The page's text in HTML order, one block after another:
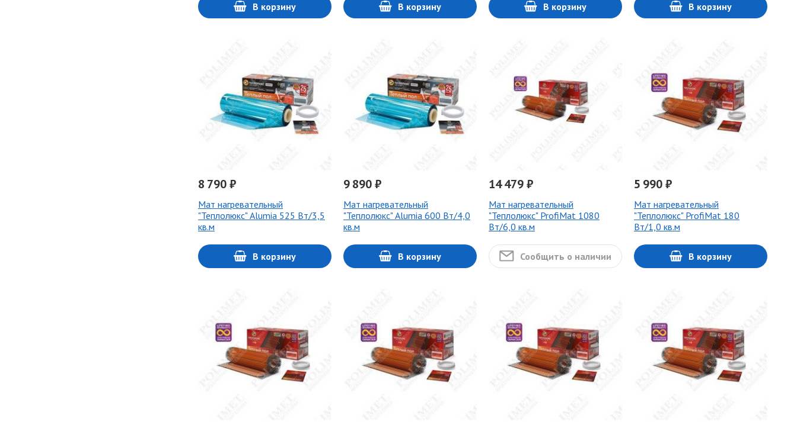
В корзину В корзину В корзину В корзину
8 790 ₽
Мат нагревательный
"Теплолюкс" Alumia 525 Вт/3,5
кв.м
В корзину
9 890 ₽
Мат нагревательный
"Теплолюкс" Alumia 600 Вт/4,0
кв.м
В корзину
14 479 ₽
Мат нагревательный
"Теплолюкс" ProfiMat 1080
Вт/6,0 кв.м
Сообщить о наличии
5 990 ₽
Мат нагревательный
"Теплолюкс" ProfiMat 180
Вт/1,0 кв.м
В корзину